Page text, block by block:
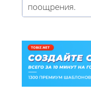
поощрения.